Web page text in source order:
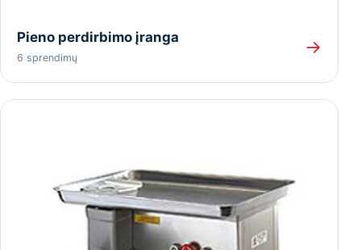
Pieno perdirbimo įranga
6 sprendimų
→